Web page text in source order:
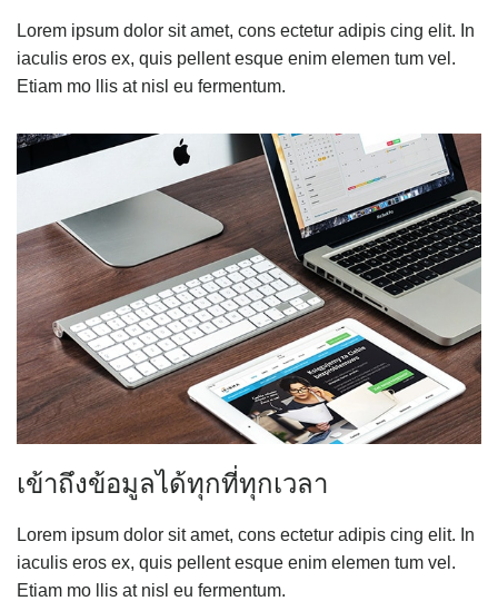
Lorem ipsum dolor sit amet, cons ectetur adipis cing elit. In
iaculis eros ex, quis pellent esque enim elemen tum vel.
Etiam mo llis at nisl eu fermentum.
เข้าถึงข้อมูลได้ทุกที่ทุกเวลา
Lorem ipsum dolor sit amet, cons ectetur adipis cing elit. In
iaculis eros ex, quis pellent esque enim elemen tum vel.
Etiam mo llis at nisl eu fermentum.